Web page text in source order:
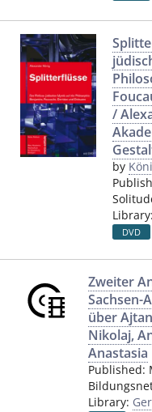
/
by
Library:
DVD
Zweiter
Sachsen-
über
Nikolaj,
Anastasia
Published:
Library: